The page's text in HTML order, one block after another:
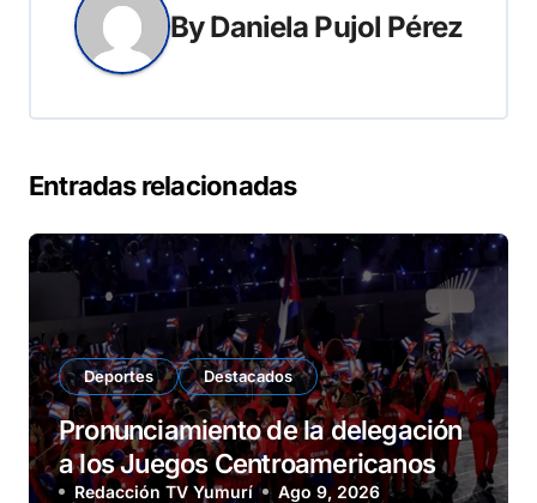
ByDaniela Pujol Pérez
Entradas relacionadas
Deportes Destacados
Pronunciamiento de la delegación
a los Juegos Centroamericanos
Redacción TV Yumurí Ago 9, 2026